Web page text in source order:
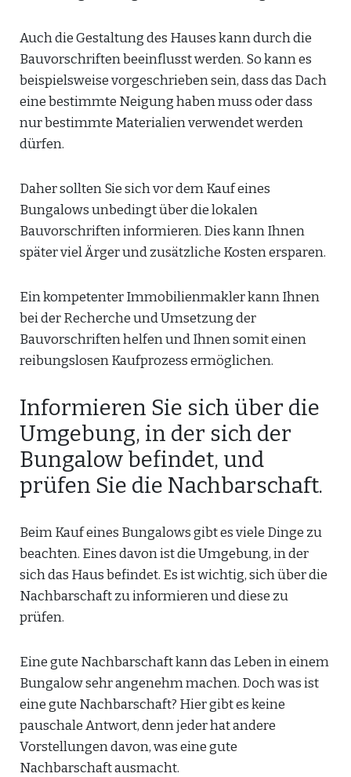
Auch die Gestaltung des Hauses kann durch die
Bauvorschriften beeinflusst werden. So kann es
beispielsweise vorgeschrieben sein, dass das Dach
eine bestimmte Neigung haben muss oder dass
nur bestimmte Materialien verwendet werden
dürfen.
Daher sollten Sie sich vor dem Kauf eines
Bungalows unbedingt über die lokalen
Bauvorschriften informieren. Dies kann Ihnen
später viel Ärger und zusätzliche Kosten ersparen.
Ein kompetenter Immobilienmakler kann Ihnen
bei der Recherche und Umsetzung der
Bauvorschriften helfen und Ihnen somit einen
reibungslosen Kaufprozess ermöglichen.
Informieren Sie sich über die
Umgebung, in der sich der
Bungalow befindet, und
prüfen Sie die Nachbarschaft.
Beim Kauf eines Bungalows gibt es viele Dinge zu
beachten. Eines davon ist die Umgebung, in der
sich das Haus befindet. Es ist wichtig, sich über die
Nachbarschaft zu informieren und diese zu
prüfen.
Eine gute Nachbarschaft kann das Leben in einem
Bungalow sehr angenehm machen. Doch was ist
eine gute Nachbarschaft? Hier gibt es keine
pauschale Antwort, denn jeder hat andere
Vorstellungen davon, was eine gute
Nachbarschaft ausmacht.